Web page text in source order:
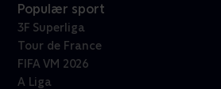
Populær sport
3F Superliga
Tour de France
FIFA VM 2026
A Liga